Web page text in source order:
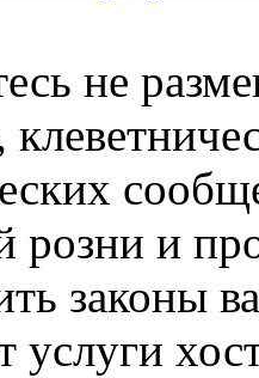
не
розни и
законы
услуги